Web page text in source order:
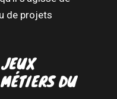
de projets
DU